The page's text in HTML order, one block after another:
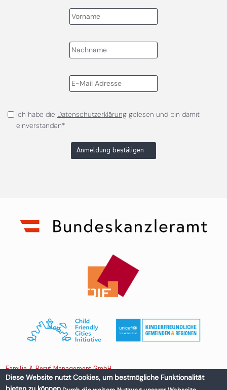
Ich habe die Datenschutzerklärunggelesen und bin damit
einverstanden*
Anmeldung bestätigen
Familie & Beruf Management GmbH
Diese Website nutzt Cookies, um bestmögliche Funktionalität